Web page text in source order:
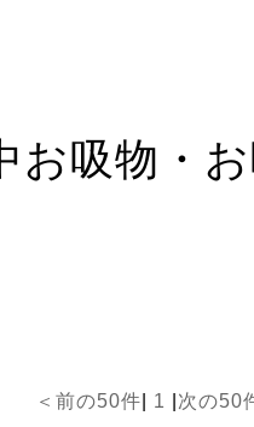
お吸物・
＜前の50件 1 次の50